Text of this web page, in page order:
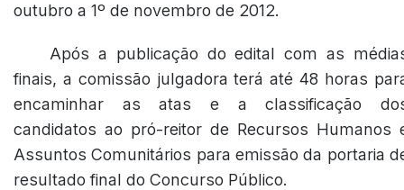
outubro a 1º de novembro de 2012.
Após a publicação do edital com as
finais, a comissão julgadora terá até 48 horas
encaminhar as atas e a classificação
candidatos ao pró-reitor de Recursos Humanos
Assuntos Comunitários para emissão da portaria
resultado final do Concurso Público.